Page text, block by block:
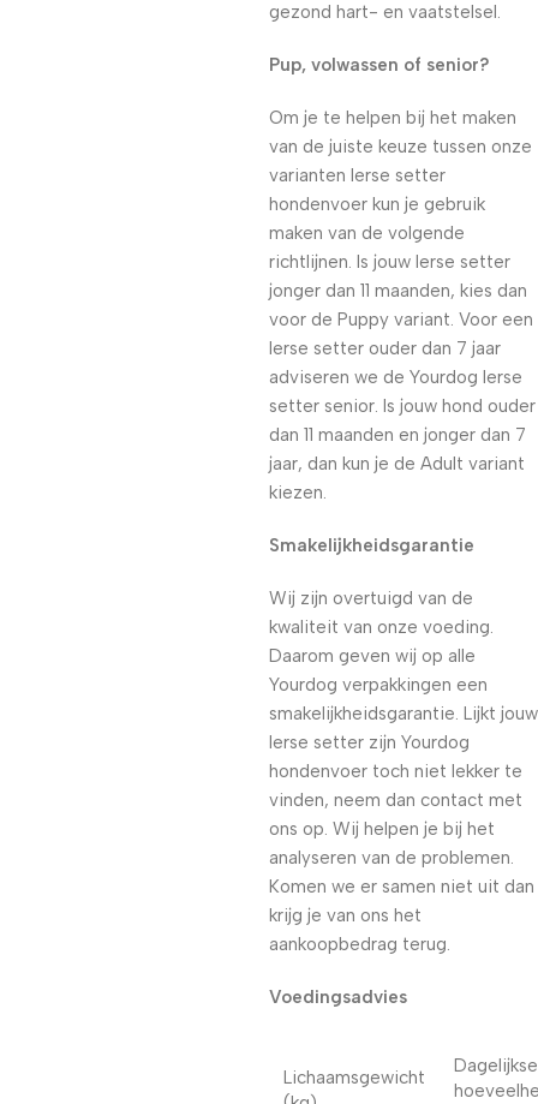
gezond hart- en vaatstelsel.
Pup, volwassen of senior?
Om je te helpen bij het maken
van de juiste keuze tussen onze
varianten Ierse setter
hondenvoer kun je gebruik
maken van de volgende
richtlijnen. Is jouw Ierse setter
jonger dan 11 maanden, kies dan
voor de Puppy variant. Voor een
Ierse setter ouder dan 7 jaar
adviseren we de Yourdog Ierse
setter senior. Is jouw hond ouder
dan 11 maanden en jonger dan 7
jaar, dan kun je de Adult variant
kiezen.
Smakelijkheidsgarantie
Wij zijn overtuigd van de
kwaliteit van onze voeding.
Daarom geven wij op alle
Yourdog verpakkingen een
smakelijkheidsgarantie. Lijkt jouw
Ierse setter zijn Yourdog
hondenvoer toch niet lekker te
vinden, neem dan contact met
ons op. Wij helpen je bij het
analyseren van de problemen.
Komen we er samen niet uit dan
krijg je van ons het
aankoopbedrag terug.
Voedingsadvies
Lichaamsgewicht
Dagelijkse